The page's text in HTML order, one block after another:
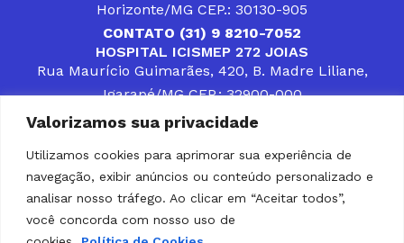
Valorizamos sua privacidade
Utilizamos cookies para aprimorar sua experiência de
navegação, exibir anúncios ou conteúdo personalizado e
analisar nosso tráfego. Ao clicar em “Aceitar todos”,
você concorda com nosso uso de
Horizonte/MG CEP.: 30130-905
CONTATO (31) 9 8210-7052
HOSPITAL ICISMEP 272 JOIAS
Rua Maurício Guimarães, 420, B. Madre Liliane,
Igarapé/MG CEP.: 32900-000
CONTATOS (31) 3512-4400 ou (31) 9 8309-8660
DESENVOLVER SOLUÇÕES, AÇÕES E SERVIÇOS
PÚBLICOS QUE COMPLEMENTEM A ASSISTÊNCIA À
POPULAÇÃO DA REGIÃO EM QUE ATUA, SENDO
PARCEIRO DOS MUNICÍPIOS CONSORCIADOS NA
SOLUÇÃO DE DIFICULDADES ENFRENTADAS POR
GESTORES MUNICIPAIS, É O COMPROMISSO DO
ICISMEP.